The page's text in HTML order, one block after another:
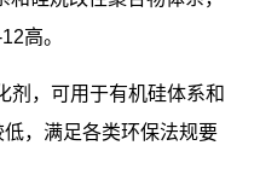
高。
剂，可用于有机硅体系和
，满足各类环保法规要